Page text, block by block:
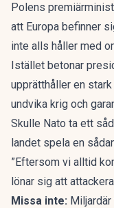
Polens
att Europa befinner
inte alls håller med
Istället betonar
upprätthåller en
undvika krig och
Skulle Nato ta ett
landet spela en
”Eftersom vi alltid
lönar sig att
Missa inte: